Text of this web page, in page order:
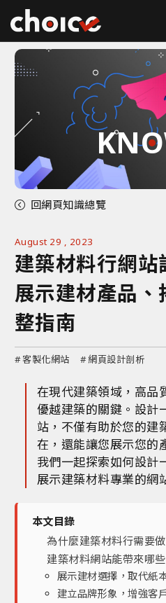
回網頁知識總覽
August 29 , 2023
建築材料行網站
展示建材產品
整指南
#客製化網站 #網頁設計剖析
在現代建築領域，高品
優越建築的關鍵。設計
站，不僅有助於您的建
在，還能讓您展示您的
我們一起探索如何設計
展示建築材料專業的網
本文目錄
為什麼建築材料行需要
建築材料網站能帶來哪
展示建材選擇，取代紙
建立品牌形象，增強客